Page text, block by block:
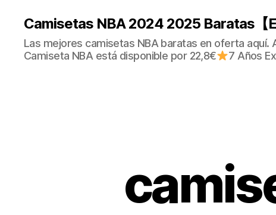
Camisetas NBA 2024 2025 Baratas【
Las mejores camisetas NBA baratas en oferta aquí.
Camiseta NBA está disponible por 22,8€
7 Años